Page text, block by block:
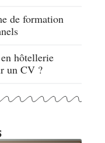
de formation
hôtellerie
un CV ?